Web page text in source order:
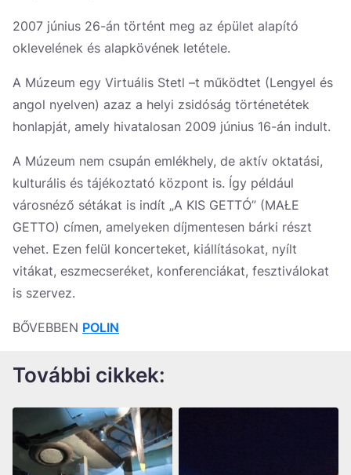
2007 június 26-án történt meg az épület alapító
oklevelének és alapkövének letétele.
A Múzeum egy Virtuális Stetl –t működtet (Lengyel és
angol nyelven) azaz a helyi zsidóság történetétek
honlapját, amely hivatalosan 2009 június 16-án indult.
A Múzeum nem csupán emlékhely, de aktív oktatási,
kulturális és tájékoztató központ is. Így például
városnéző sétákat is indít „A KIS GETTÓ” (MAŁE
GETTO) címen, amelyeken díjmentesen bárki részt
vehet. Ezen felül koncerteket, kiállításokat, nyílt
vitákat, eszmecseréket, konferenciákat, fesztiválokat
is szervez.
BŐVEBBEN POLIN
További cikkek: